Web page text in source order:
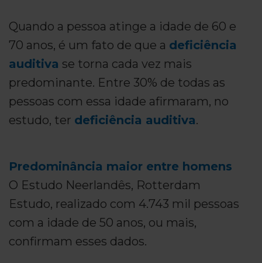
Quando a pessoa atinge a idade de 60 e
70 anos, é um fato de que a deficiência
auditiva se torna cada vez mais
predominante. Entre 30% de todas as
pessoas com essa idade afirmaram, no
estudo, ter deficiência auditiva.
Predominância maior entre homens
O Estudo Neerlandês, Rotterdam
Estudo, realizado com 4.743 mil pessoas
com a idade de 50 anos, ou mais,
confirmam esses dados.